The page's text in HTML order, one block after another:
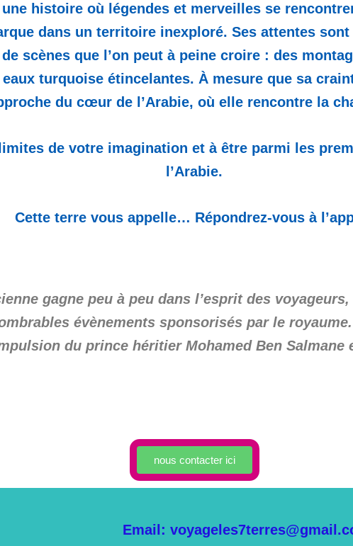
histoire où légendes et merveilles se
dans un territoire inexploré. Ses attentes
scènes que l’on peut à peine croire : des
turquoise étincelantes. À mesure que sa
du cœur de l’Arabie, où elle rencontre la
de votre imagination et à être parmi les
l’Arabie.
Cette terre vous appelle… Répondrez-vous à
gagne peu à peu dans l’esprit des
évènements sponsorisés par le
du prince héritier Mohamed Ben Salmane
nous contacter ici
Email: